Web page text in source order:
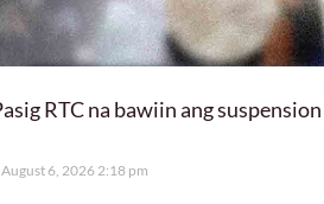
RTC na bawiin ang
6, 2026 2:18 pm